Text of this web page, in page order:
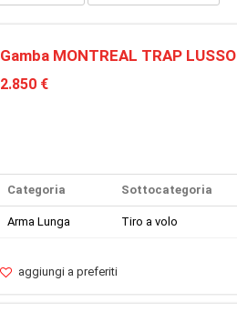
Gamba MONTREAL TRAP LUSSO
2.850 €
Categoria Sottocategoria
Arma Lunga Tiro a volo
aggiungi a preferiti